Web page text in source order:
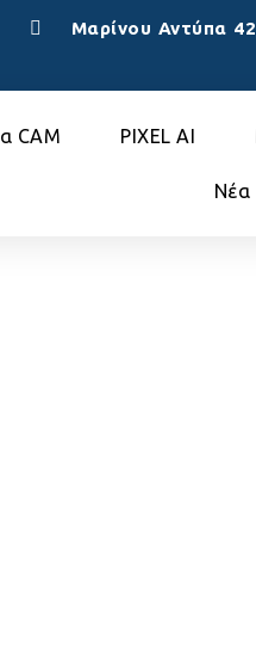
Μαρίνου Αντύπα
CAM PIXEL AI
Nέα